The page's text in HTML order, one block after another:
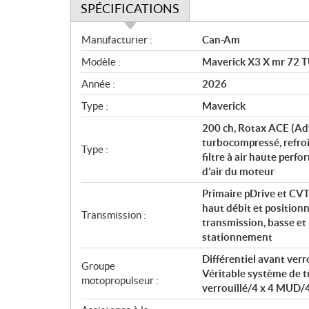
SPÉCIFICATIONS
S
p
é
c
i
f
c
a
n
Manufacturier :
Can-Am
Modèle :
Maverick X3 X mr 72
Année :
2026
Type :
Maverick
Type :
200 ch, Rotax ACE
turbocompressé,
filtre à air haute
d’air du moteur
Transmission :
Primaire pDrive et
haut débit et
transmission, basse
stationnement
Groupe
motopropulseur :
Différentiel avant
Véritable système de
verrouillé/4 x 4 MUD/4